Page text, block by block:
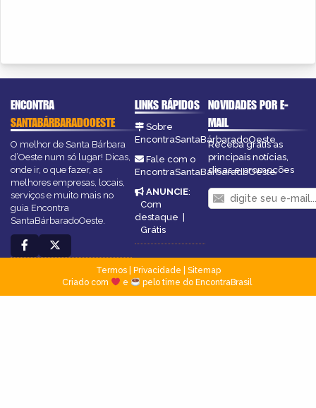
ENCONTRA
SANTABÁRBARADOOESTE
O melhor de Santa Bárbara
d’Oeste num só lugar! Dicas,
onde ir, o que fazer, as
melhores empresas, locais,
serviços e muito mais no
guia Encontra
SantaBárbaradoOeste.
LINKS RÁPIDOS
Sobre
EncontraSantaBárbaradoOeste
Fale com o
EncontraSantaBárbaradoOeste
ANUNCIE:
Com
destaque |
Grátis
NOVIDADES POR E-
MAIL
Receba grátis as
principais notícias,
dicas e promoções
Termos| Privacidade
Sitemap
Criado com
e pelo time do EncontraBrasil